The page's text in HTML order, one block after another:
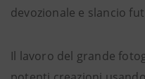
devozionale e slancio
Il lavoro del grande